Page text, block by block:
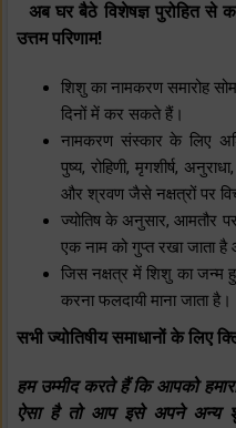
अब घर बैठे विशेषज्ञ पुरोहित से
उत्तम परिणाम!
शिशु का नामकरण समारोह
दिनों में कर सकते हैं।
नामकरण संस्कार के लिए
पुष्य, रोहिणी, मृगशीर्ष,
और श्रवण जैसे नक्षत्रों पर
ज्योतिष के अनुसार, आमतौर
एक नाम को गुप्त रखा जाता है
जिस नक्षत्र में शिशु का
करना फलदायी माना जाता है।
सभी ज्योतिषीय समाधानों के लिए
हम उम्मीद करते हैं कि आपको
ऐसा है तो आप इसे अपने अन्य